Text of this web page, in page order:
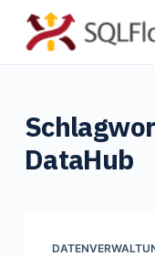
Z
u
DataHub